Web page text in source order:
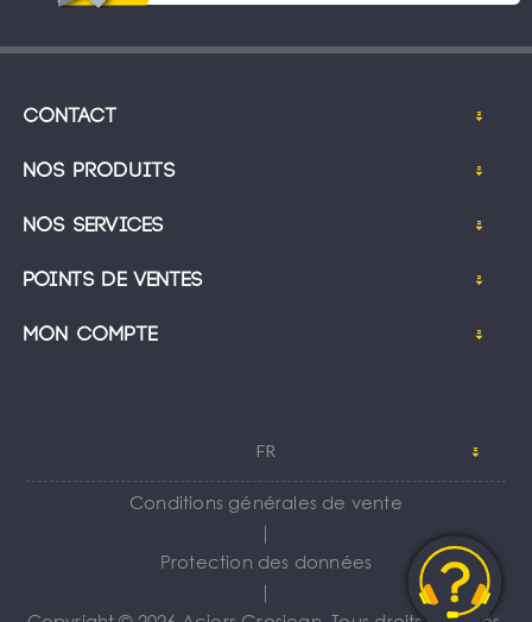
Contact
Nos produits
Nos services
Points de ventes
Mon compte
FR
Conditions générales de vente
｜
Protection des données
｜